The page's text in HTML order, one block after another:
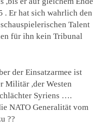
. Er hat sich wahrlich den
Talent
für ihn kein Tribunal
der Einsatzarmee ist
Militär ,der Westen
Syriens ….
NATO Generalität vom
??